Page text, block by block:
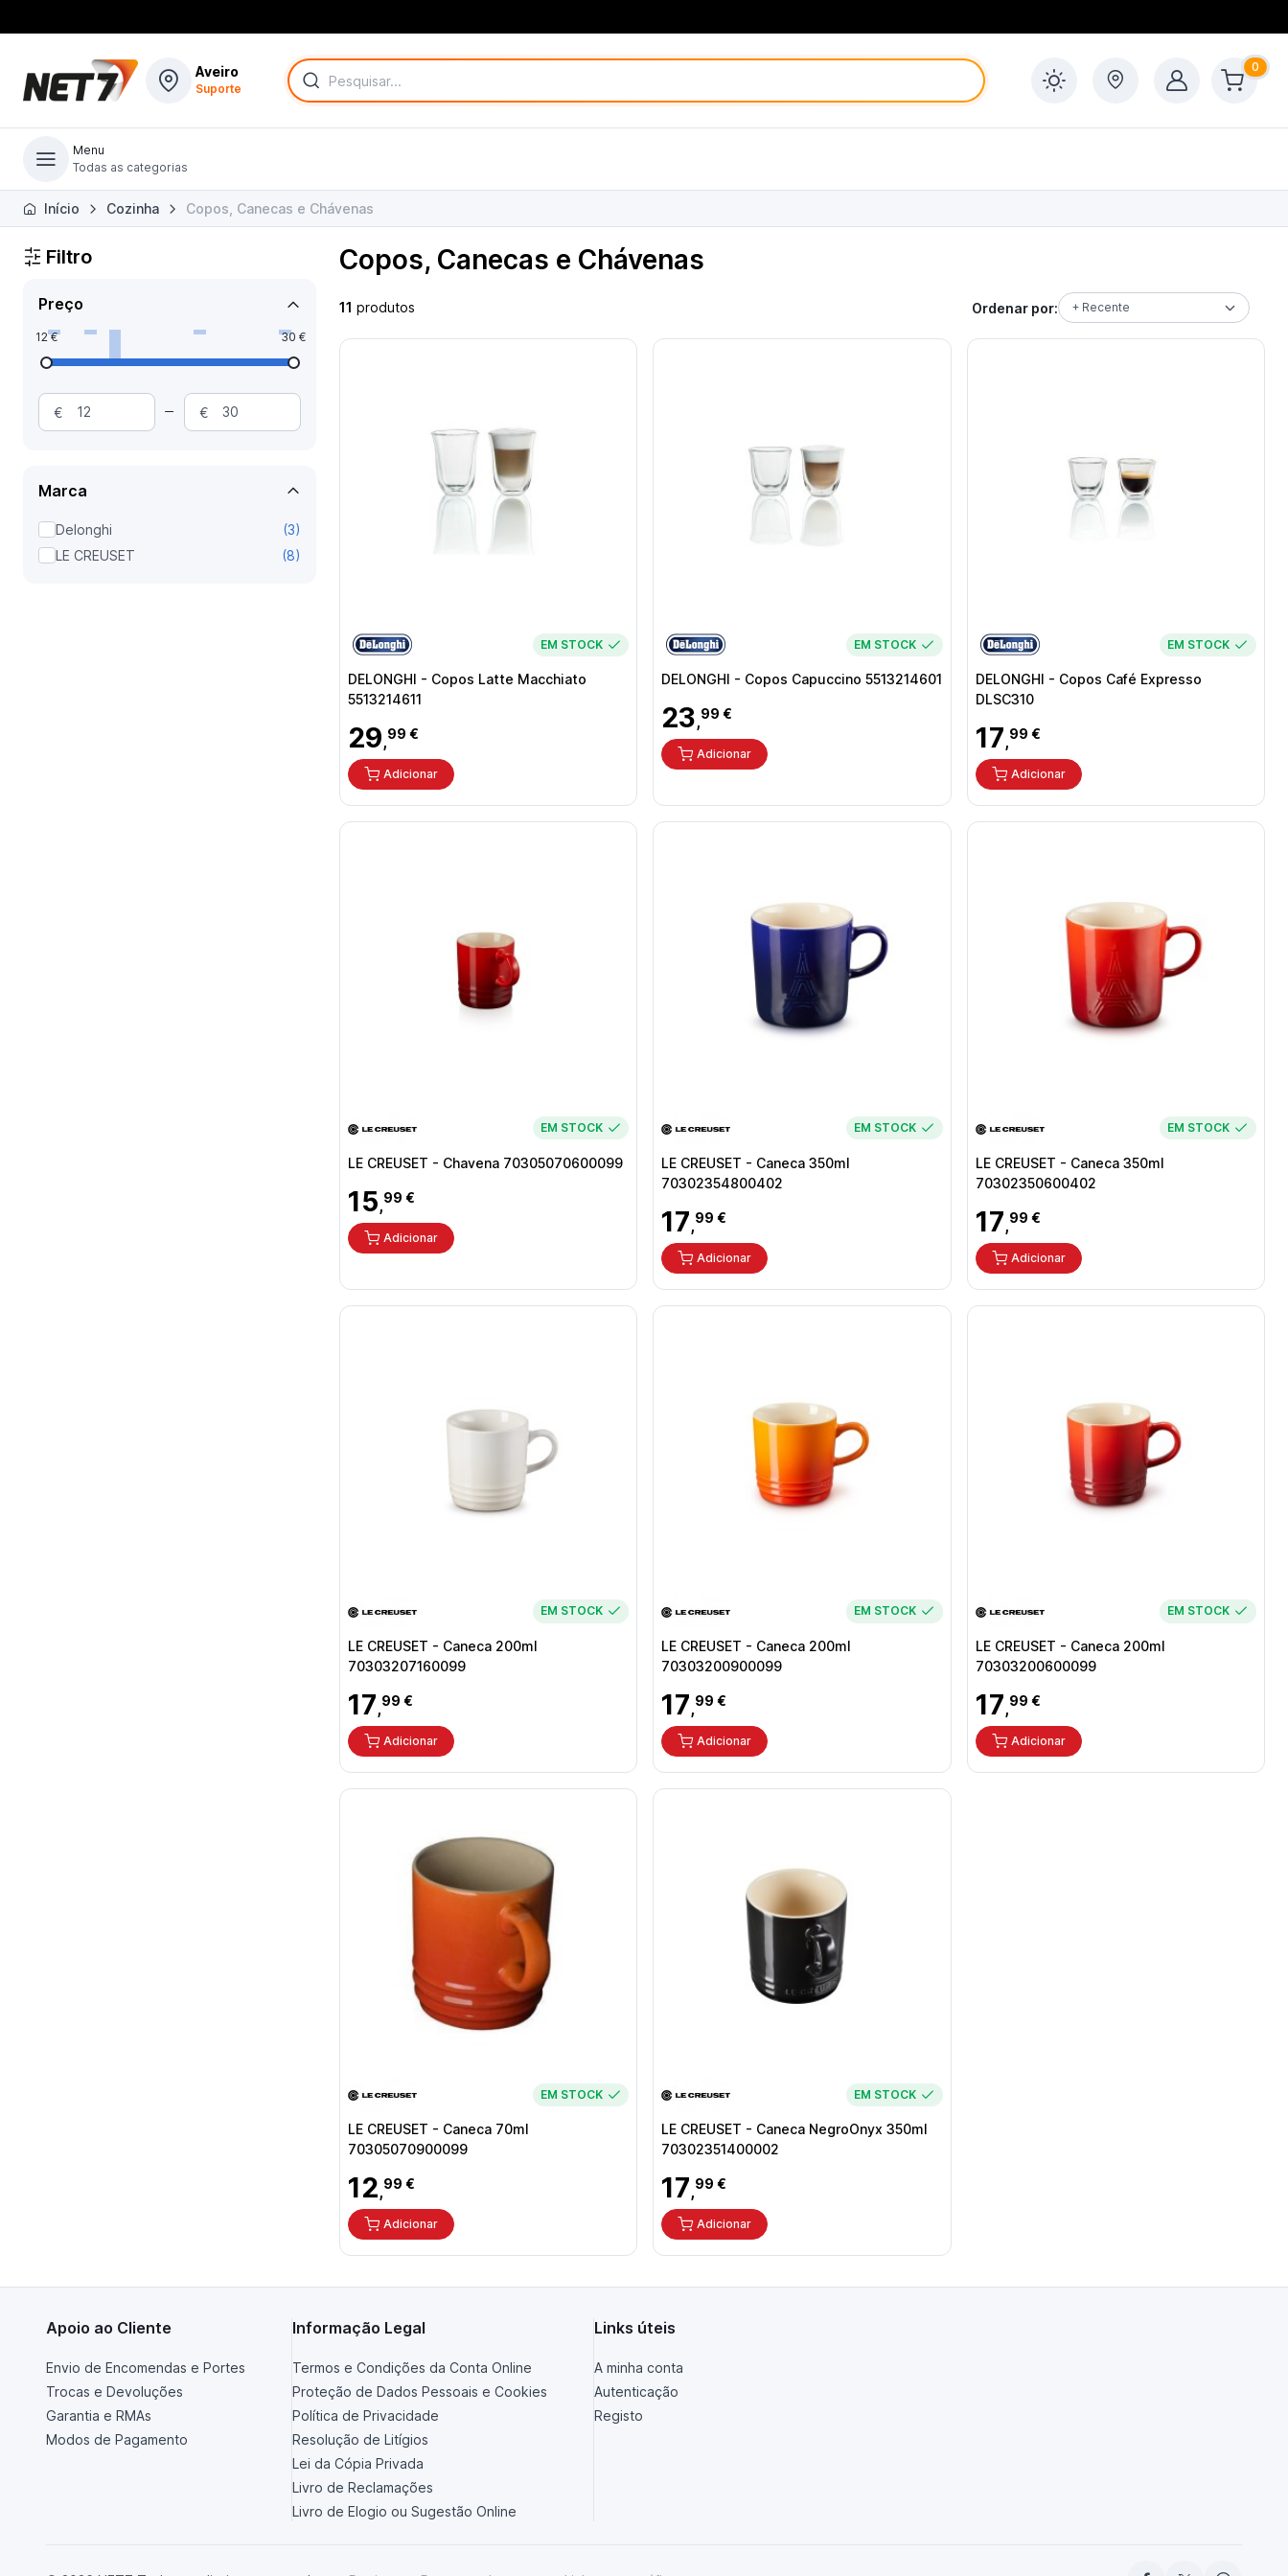
Aveiro
Suporte
0
Menu
Todas as categorias
Todas as categorias
Início Cozinha Copos, Canecas e Chávenas
Filtro
Preço
12 € 30 €
€ €
Marca
Delonghi
3
LE CREUSET
8
Copos, Canecas e Chávenas
11 produtos Ordenar por: + Recente
EM STOCK
DELONGHI - Copos Latte Macchiato
5513214611
29,99 €
Adicionar
EM STOCK
DELONGHI - Copos Capuccino 5513214601
23,99 €
Adicionar
EM STOCK
DELONGHI - Copos Café Expresso
DLSC310
17,99 €
Adicionar
EM STOCK
LE CREUSET - Chavena 70305070600099
15,99 €
Adicionar
EM STOCK
LE CREUSET - Caneca 350ml
70302354800402
17,99 €
Adicionar
EM STOCK
LE CREUSET - Caneca 350ml
70302350600402
17,99 €
Adicionar
EM STOCK
LE CREUSET - Caneca 200ml
70303207160099
17,99 €
Adicionar
EM STOCK
LE CREUSET - Caneca 200ml
70303200900099
17,99 €
Adicionar
EM STOCK
LE CREUSET - Caneca 200ml
70303200600099
17,99 €
Adicionar
EM STOCK
LE CREUSET - Caneca 70ml
70305070900099
12,99 €
Adicionar
EM STOCK
LE CREUSET - Caneca NegroOnyx 350ml
70302351400002
17,99 €
Adicionar
Apoio ao Cliente
Envio de Encomendas e Portes
Trocas e Devoluções
Garantia e RMAs
Modos de Pagamento
Informação Legal
Termos e Condições da Conta Online
Proteção de Dados Pessoais e Cookies
Política de Privacidade
Resolução de Litígios
Lei da Cópia Privada
Livro de Reclamações
Livro de Elogio ou Sugestão Online
Links úteis
A minha conta
Autenticação
Registo